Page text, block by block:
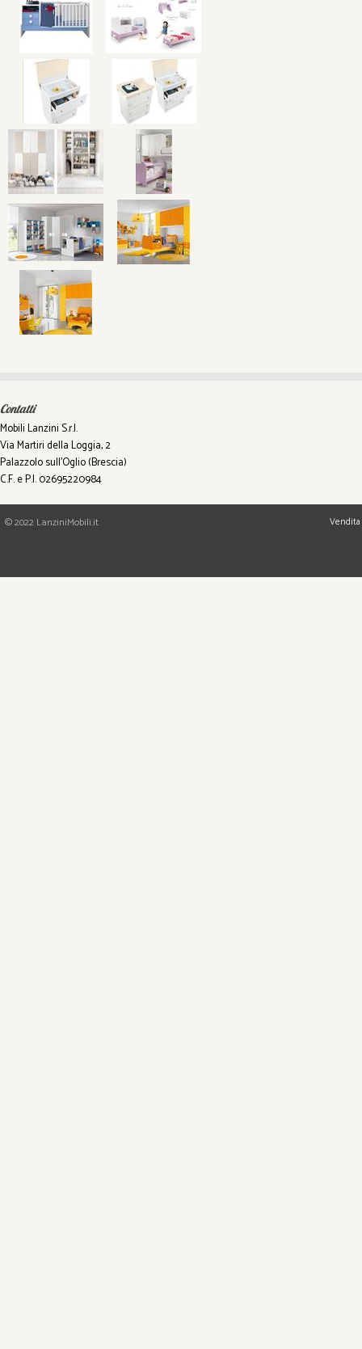
Contatti
Mobili Lanzini S.r.l.
Via Martiri della Loggia, 2
Palazzolo sull'Oglio (Brescia)
C.F. e P.I. 02695220984
© 2022 LanziniMobili.it